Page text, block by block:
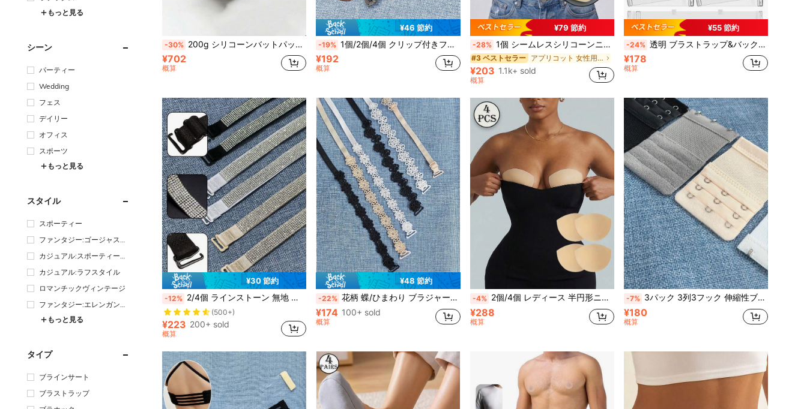
もっと見る
シーン
パーティー
Wedding
フェス
デイリー
オフィス
スポーツ
もっと見る
スタイル
スポーティー
ファンタジー:ゴージャスス
カジュアル:スポーティース
カジュアル:ラフスタイル
ロマンチックヴィンテージ
ファンタジー:エレンガント
スタイル
もっと見る
タイプ
ブラインサート
ブラストラップ
-30% 200g シリコーンバットパッド シェイプウェア パンツ、桃尻を演出
¥702
概算
¥46 節約
-19% 1個/2個/4個 クリップ付きフェイスリフトストラップ、見えないフェイスストレッチ、調整可能な弾性バンドデザイン、若々しい外見を演出
¥192
概算
¥79 節約
-28% 1個 シームレスシリコーンニップルカバー、ワンピース ナチュラルリフト、あらゆるアウトフィットに適しています
#3 ベストセラー アプリコット 女性用ニップルカバー＆パッド
¥203 1.1k+ sold
概算
¥55 節約
-24% 透明 ブラストラップ&バックストラップセット、調整可能な透明ショルダーストラップ、バックレス、ストラレス、ローカットの服に適したコンフォートな交換用ブラストラップ
¥178
概算
¥30 節約
-12% 2/4個 ラインストーン 無地 ブラジャーストラップ、女性下着ストラップアクセサリー - ドレスや日常着に適しています
(500+)
¥223 200+ sold
概算
¥48 節約
-22% 花柄 蝶/ひまわり ブラジャーストラップ、甘くセクシーな ショルダーストラップ、オフショルダーアウトフィットに適しています、ポリエステル製、洗濯可能で再利用可能
¥174 100+ sold
概算
-4% 2個/4個 レディース 半円形ニップルカバー、A-Cカップ - 再利用可能なシリコンパッド、肌に優しい粘着剤、超薄型インビジブルシームレス、露出防止、防水、様々な衣装に適しています
¥288
概算
-7% 3パック 3列3フック 伸縮性ブラエクステンダー バックブラフックエクステンダー コネクターアクセサリー
¥180
概算